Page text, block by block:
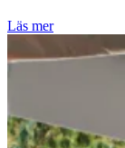
Läs mer